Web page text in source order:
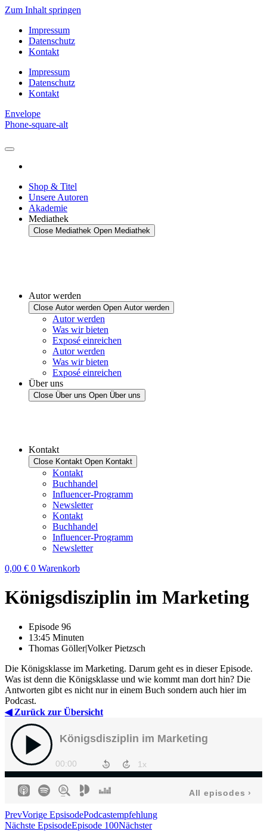
Zum Inhalt springen
Impressum
Datenschutz
Kontakt
Impressum
Datenschutz
Kontakt
Envelope
Phone-square-alt
Shop & Titel
Unsere Autoren
Akademie
Mediathek
Close Mediathek Open Mediathek
Autor werden
Close Autor werden Open Autor werden
Autor werden
Was wir bieten
Exposé einreichen
Autor werden
Was wir bieten
Exposé einreichen
Über uns
Close Über uns Open Über uns
Kontakt
Close Kontakt Open Kontakt
Kontakt
Buchhandel
Influencer-Programm
Newsletter
Kontakt
Buchhandel
Influencer-Programm
Newsletter
0,00 € 0 Warenkorb
Königsdisziplin im Marketing
Episode 96
13:45 Minuten
Thomas Göller|Volker Pietzsch
Die Königsklasse im Marketing. Darum geht es in dieser Episode.
Was ist denn die Königsklasse und wie kommt man dort hin? Die
Antworten gibt es nicht nur in einem Buch sondern auch hier im
Podcast.
◀ Zurück zur Übersicht
PrevVorige EpsisodePodcastempfehlung
Nächste EpsisodeEpisode 100Nächster